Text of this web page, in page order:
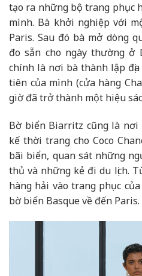
tạo ra những bộ trang phục
mình. Bà khởi nghiệp với
Paris. Sau đó bà mở dòng
đo sẵn cho ngày thường ở
chính là nơi bà thành lập
tiên của mình (cửa hàng
giờ đã trở thành một hiệu
Bờ biển Biarritz cũng là
kế thời trang cho Coco
bãi biển, quan sát những
thủ và những kẻ đi du lịch.
hàng hải vào trang phục
bờ biển Basque về đến Paris.